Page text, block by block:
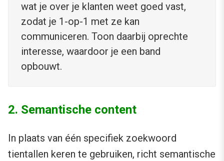
wat je over je klanten weet goed vast,
zodat je 1-op-1 met ze kan
communiceren. Toon daarbij oprechte
interesse, waardoor je een band
opbouwt.
2. Semantische content
In plaats van één specifiek zoekwoord
tientallen keren te gebruiken, richt semantische